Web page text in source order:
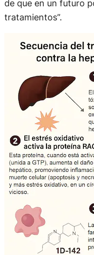
de que en un futuro
tratamientos”.